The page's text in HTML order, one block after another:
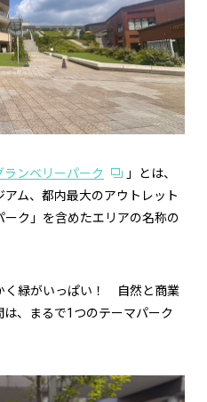
ランベリーパーク
」とは、
ム、都内最大のアウトレット
ク」を含めたエリアの名称の
く緑がいっぱい！ 自然と商業
、まるで1つのテーマパーク